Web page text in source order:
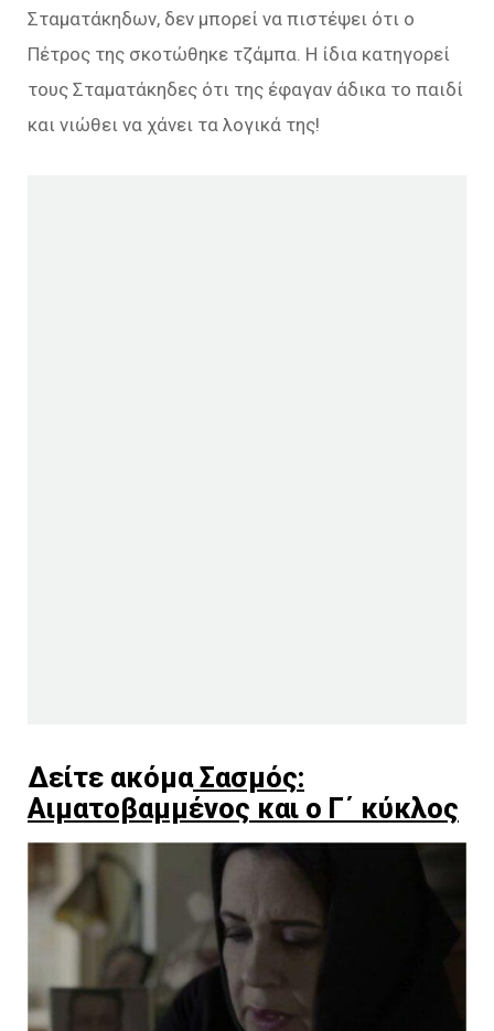
Σταματάκηδων, δεν μπορεί να πιστέψει ότι ο
Πέτρος της σκοτώθηκε τζάμπα. Η ίδια κατηγορεί
τους Σταματάκηδες ότι της έφαγαν άδικα το παιδί
και νιώθει να χάνει τα λογικά της!
Δείτε ακόμαΣασμός:
Αιματοβαμμένος και ο Γ΄ κύκλος